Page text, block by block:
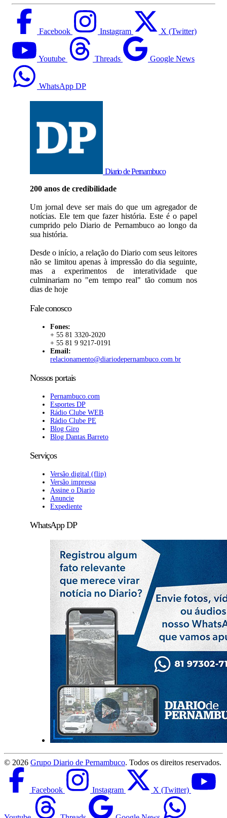
Facebook Instagram X (Twitter)
Youtube Threads Google News
WhatsApp DP
Diario de Pernambuco
200 anos de credibilidade
Um jornal deve ser mais do que um agregador de
notícias. Ele tem que fazer história. Este é o papel
cumprido pelo Diario de Pernambuco ao longo da
sua história.
Desde o início, a relação do Diario com seus leitores
não se limitou apenas à impressão do dia seguinte,
mas a experimentos de interatividade que
culminariam no "em tempo real" tão comum nos
dias de hoje
Fale conosco
Fones:
+ 55 81 3320-2020
+ 55 81 9 9217-0191
Email:
relacionamento@diariodepernambuco.com.br
Nossos portais
Pernambuco.com
Esportes DP
Rádio Clube WEB
Rádio Clube PE
Blog Giro
Blog Dantas Barreto
Serviços
Versão digital (flip)
Versão impressa
Assine o Diario
Anuncie
Expediente
WhatsApp DP
© 2026 Grupo Diario de Pernambuco. Todos os direitos reservados.
Facebook Instagram X (Twitter)